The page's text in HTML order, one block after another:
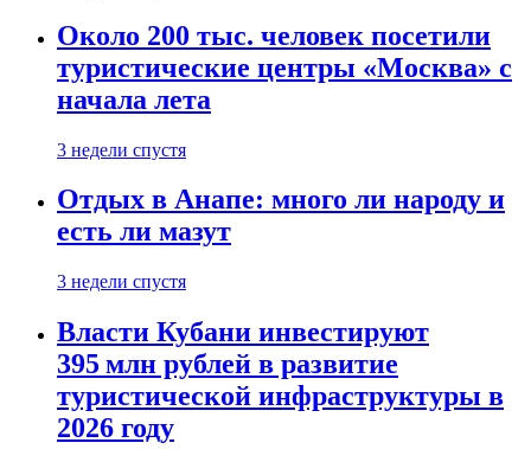
Около 200 тыс. человек посетили
туристические центры «Москва» с
начала лета
3 недели спустя
Отдых в Анапе: много ли народу и
есть ли мазут
3 недели спустя
Власти Кубани инвестируют
395 млн рублей в развитие
туристической инфраструктуры в
2026 году